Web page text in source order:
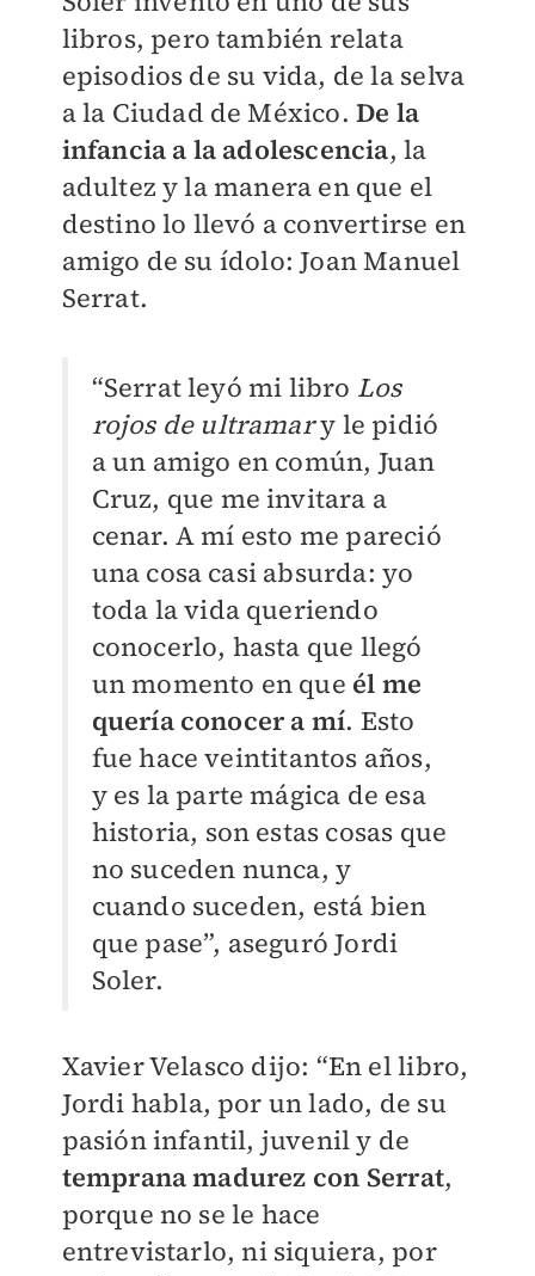
libros, pero también relata
episodios de su vida, de la selva
a la Ciudad de México.De la
infancia a la adolescencia, la
adultez y la manera en que el
destino lo llevó a convertirse en
amigo de su ídolo: Joan Manuel
Serrat.
“Serrat leyó mi libro Los
rojos de ultramary le pidió
a un amigo en común, Juan
Cruz, que me invitara a
cenar. A mí esto me pareció
una cosa casi absurda: yo
toda la vida queriendo
conocerlo, hasta que llegó
un momento en que él me
quería conocer a mí. Esto
fue hace veintitantos años,
y es la parte mágica de esa
historia, son estas cosas que
no suceden nunca, y
cuando suceden, está bien
que pase”, aseguró Jordi
Soler.
Xavier Velasco dijo: “En el libro,
Jordi habla, por un lado, de su
pasión infantil, juvenil y de
temprana madurez con Serrat,
porque no se le hace
entrevistarlo, ni siquiera, por